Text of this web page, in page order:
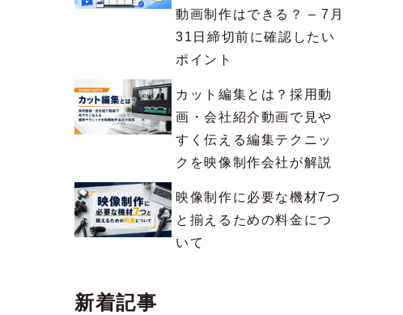
動画制作はできる？ – 7月
31日締切前に確認したい
ポイント
カット編集とは？採用動
画・会社紹介動画で見や
すく伝える編集テクニッ
クを映像制作会社が解説
映像制作に必要な機材7つ
と揃えるための料金につ
いて
新着記事